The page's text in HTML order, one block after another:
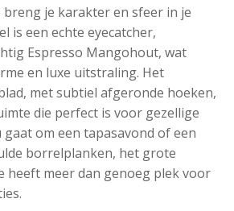
je karakter en sfeer in je
is een echte eyecatcher,
Espresso Mangohout, wat
en luxe uitstraling. Het
met subtiel afgeronde hoeken,
die perfect is voor gezellige
om een tapasavond of een
borrelplanken, het grote
heeft meer dan genoeg plek voor